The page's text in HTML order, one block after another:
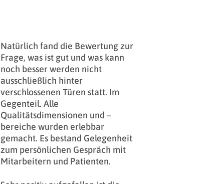
Natürlich fand die Bewertung zur
Frage, was ist gut und was kann
noch besser werden nicht
ausschließlich hinter
verschlossenen Türen statt. Im
Gegenteil. Alle
Qualitätsdimensionen und –
bereiche wurden erlebbar
gemacht. Es bestand Gelegenheit
zum persönlichen Gespräch mit
Mitarbeitern und Patienten.